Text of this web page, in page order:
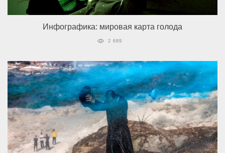
Инфографика: мировая карта голода
2 689